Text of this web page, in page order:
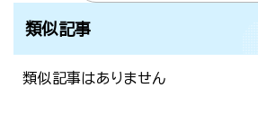
類似記事
類似記事はありません